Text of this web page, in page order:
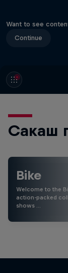
Want to see
Continue
Сакаш
Bike
Welcome to the
action-packed
shows …